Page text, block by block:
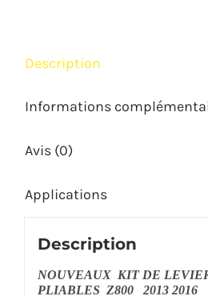
2013
2016
Description
Informations
Avis (0)
Applications
Description
NOUVEAUX KIT DE
PLIABLES Z800 2013 2016